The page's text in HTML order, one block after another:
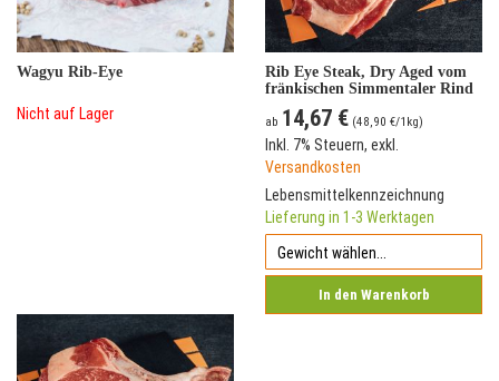
Wagyu Rib-Eye
Nicht auf Lager
Rib Eye Steak, Dry Aged vom
fränkischen Simmentaler Rind
ab 14,67 € (48,90 €/1kg)
Inkl. 7% Steuern,exkl.
Versandkosten
Lebensmittelkennzeichnung
Lieferung in 1-3 Werktagen
In den Warenkorb